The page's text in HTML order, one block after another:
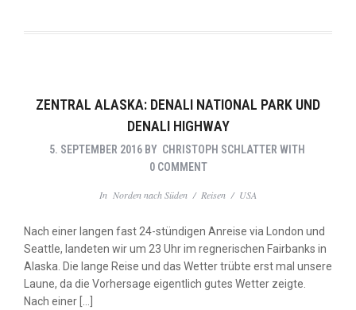
ZENTRAL ALASKA: DENALI NATIONAL PARK UND
DENALI HIGHWAY
5. SEPTEMBER 2016 BY CHRISTOPH SCHLATTER WITH
0 COMMENT
In Norden nach Süden / Reisen / USA
Nach einer langen fast 24-stündigen Anreise via London und
Seattle, landeten wir um 23 Uhr im regnerischen Fairbanks in
Alaska. Die lange Reise und das Wetter trübte erst mal unsere
Laune, da die Vorhersage eigentlich gutes Wetter zeigte.
Nach einer […]